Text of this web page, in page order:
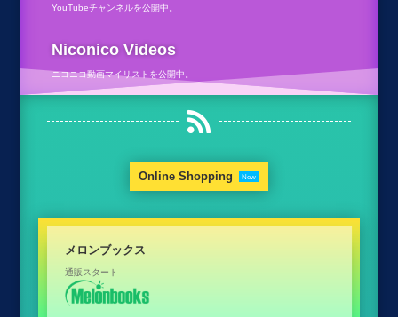
YouTubeチャンネルを公開中。
Niconico Videos
ニコニコ動画マイリストを公開中。

Online Shopping New
メロンブックス
通販スタート